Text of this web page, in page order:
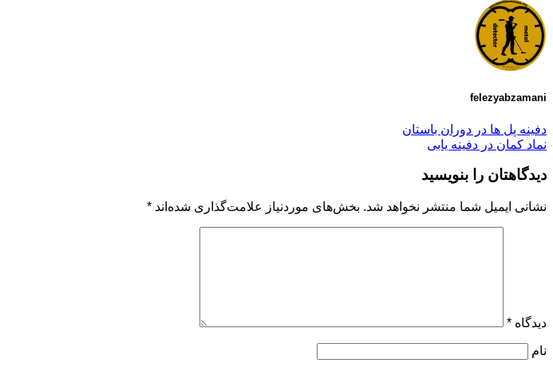
felezyabzamani
دفینه پل ها در دوران باستان
نماد کمان در دفینه یابی
دیدگاهتان را بنویسید
نشانی ایمیل شما منتشر نخواهد شد. بخش‌های موردنیاز علامت‌گذاری شده‌اند *
دیدگاه *
نام